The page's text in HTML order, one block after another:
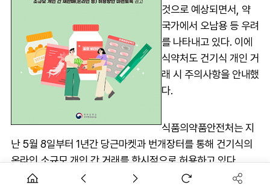
것으로 예상되면서, 약
국가에서 오남용 등 우려
를 나타내고 있다. 이에
식약처도 건기식 개인 거
래 시 주의사항을 안내했
다.
식품의약품안전처는 지
난 5월 8일부터 1년간 당근마켓과 번개장터를 통해 건기식의
온라인 소규모 개인 간 거래를 한시적으로 허용하고 있다.
그동안 건기식은 원칙적으로 '건강기능식품에 관한 법률'에 따